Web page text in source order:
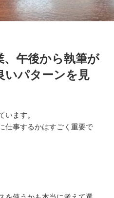
、午後から執筆が
いパターンを見
います。
仕事するかはすごく重要で